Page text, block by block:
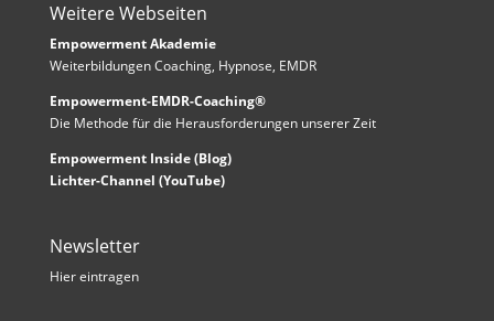
Weitere Webseiten
Empowerment Akademie
Weiterbildungen Coaching, Hypnose, EMDR
Empowerment-EMDR-Coaching®
Die Methode für die Herausforderungen unserer Zeit
Empowerment Inside (Blog)
Lichter-Channel (YouTube)
Newsletter
Hier eintragen